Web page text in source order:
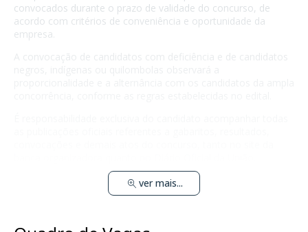
convocados durante o prazo de validade do concurso, de
acordo com critérios de conveniência e oportunidade da
empresa.
ver mais...